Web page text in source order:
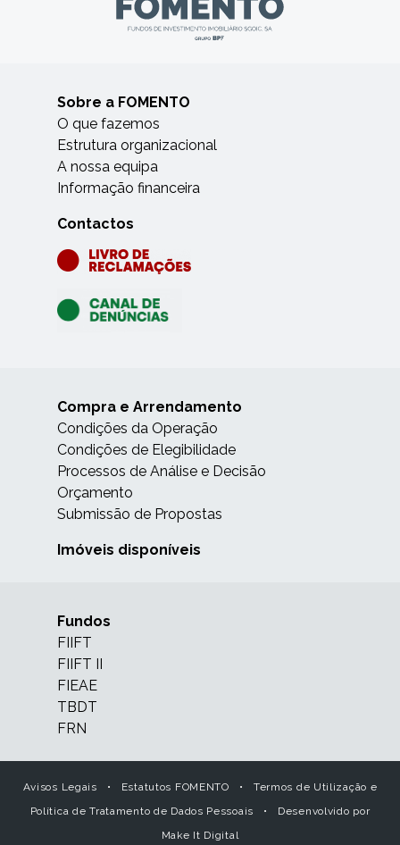
Sobre a FOMENTO
O que fazemos
Estrutura organizacional
A nossa equipa
Informação financeira
Contactos
Compra e Arrendamento
Condições da Operação
Condições de Elegibilidade
Processos de Análise e Decisão
Orçamento
Submissão de Propostas
Imóveis disponíveis
Fundos
FIIFT
FIIFT II
FIEAE
TBDT
FRN
Avisos Legais • Estatutos FOMENTO • Termos de Utilização e
Política de Tratamento de Dados Pessoais • Desenvolvido por
Make It Digital